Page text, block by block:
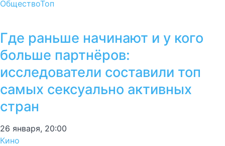
ОбществоТоп
Где раньше начинают и у кого
больше партнёров:
исследователи составили топ
самых сексуально активных
стран
26 января, 20:00
Кино